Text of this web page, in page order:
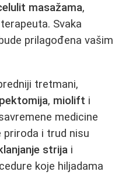
masažama,
Svaka
prilagođena vašim
tretmani,
, miolift i
medicine
i trud nisu
strija i
koje hiljadama